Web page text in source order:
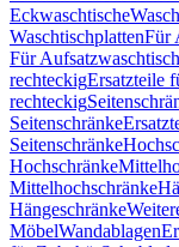
Eckwaschtische
WaschtischplattenFür
Für
rechteckigErsatzteile
rechteckig
Seitenschränke
Seitenschränke
Hochschränke
Mittelhochschränke
Hängeschränke
MöbelWandablagen